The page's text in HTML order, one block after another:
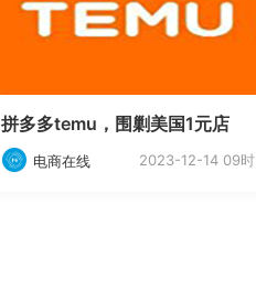
拼多多temu，围剿美国1元店
电商在线 2023-12-14 09时